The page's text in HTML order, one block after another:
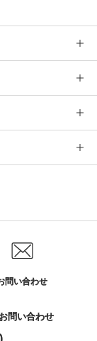
問い合わせ
問い合わせ